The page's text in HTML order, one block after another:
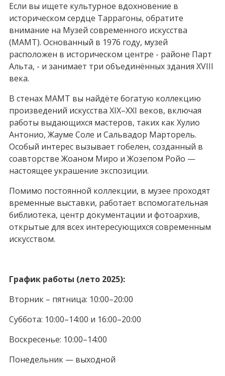
Если вы ищете культурное вдохновение в
историческом сердце Таррагоны, обратите
внимание на Музей современного искусства
(MAMT). Основанный в 1976 году, музей
расположен в историческом центре - районе Парт
Альта, - и занимает три объединённых здания XVIII
века.
В стенах MAMT вы найдёте богатую коллекцию
произведений искусства XIX–XXI веков, включая
работы выдающихся мастеров, таких как Хулио
Антонио, Жауме Соле и Сальвадор Марторель.
Особый интерес вызывает гобелен, созданный в
соавторстве Жоаном Миро и Жозепом Ройо —
настоящее украшение экспозиции.
Помимо постоянной коллекции, в музее проходят
временные выставки, работает вспомогательная
библиотека, центр документации и фотоархив,
открытые для всех интересующихся современным
искусством.
График работы (лето 2025):
Вторник – пятница: 10:00–20:00
Суббота: 10:00–14:00 и 16:00–20:00
Воскресенье: 10:00–14:00
Понедельник — выходной